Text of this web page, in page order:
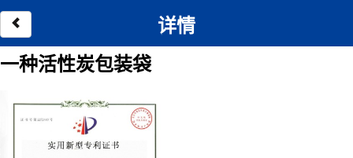
详情
一种活性炭包装袋